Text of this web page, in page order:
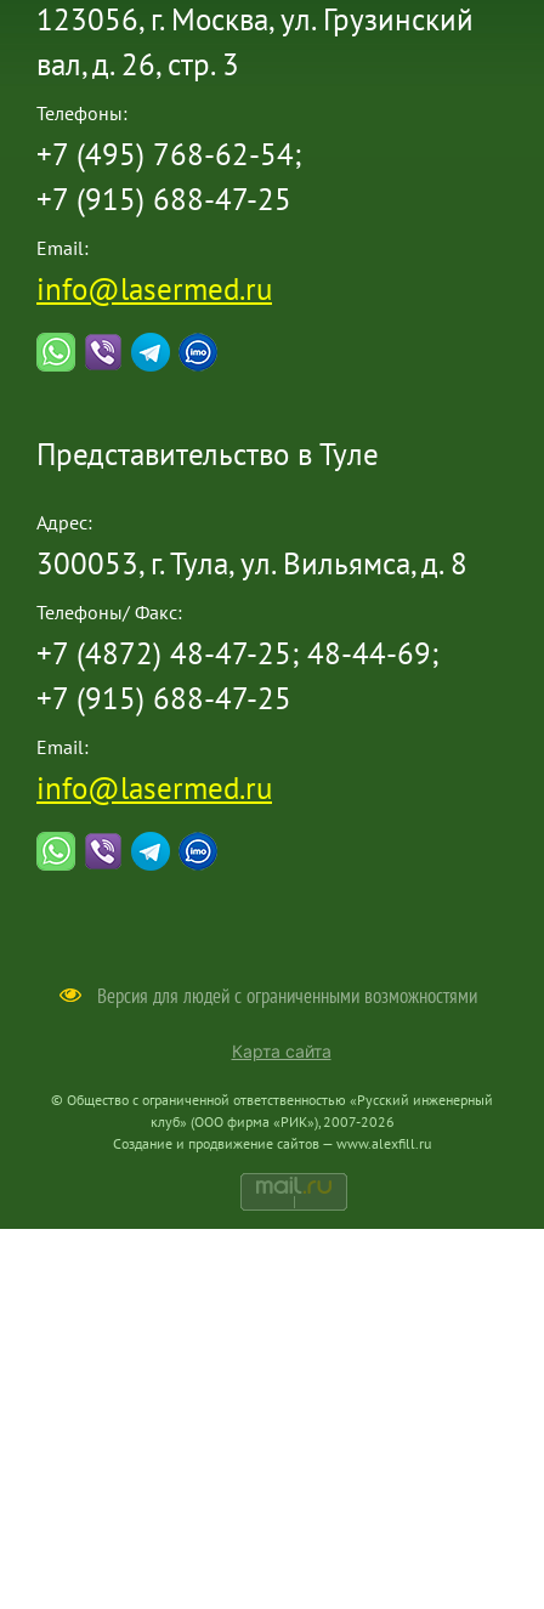
123056, г. Москва, ул. Грузинский
вал, д. 26, стр. 3
Телефоны:
+7 (495) 768-62-54;
+7 (915) 688-47-25
Email:
info@lasermed.ru
Представительство в Туле
Адрес:
300053, г. Тула, ул. Вильямса, д. 8
Телефоны/ Факс:
+7 (4872) 48-47-25; 48-44-69;
+7 (915) 688-47-25
Email:
info@lasermed.ru
Версия для людей с ограниченными возможностями
Карта сайта
© Общество с ограниченной ответственностью «Русский инженерный
клуб» (ООО фирма «РИК»), 2007-2026
Создание и продвижение сайтов — www.alexfill.ru